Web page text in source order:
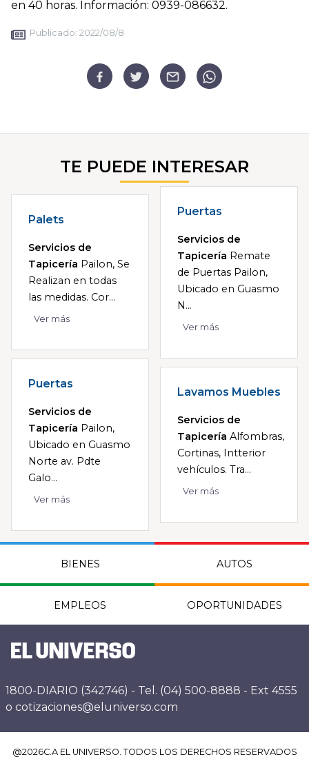
en 40 horas. Información: 0939-086632.
Publicado: 2022/08/8
TE PUEDE INTERESAR
Palets
Servicios de
Tapicería Pailon, Se
Realizan en todas
las medidas. Cor...
Ver más
Puertas
Servicios de
Tapicería Remate
de Puertas Pailon,
Ubicado en Guasmo
N...
Ver más
Puertas
Servicios de
Tapicería Pailon,
Ubicado en Guasmo
Norte av. Pdte
Galo...
Ver más
Lavamos Muebles
Servicios de
Tapicería Alfombras,
Cortinas, Intterior
vehículos. Tra...
Ver más
BIENES AUTOS
EMPLEOS OPORTUNIDADES
1800-DIARIO (342746) - Tel. (04) 500-8888 - Ext 4555
o cotizaciones@eluniverso.com
@2026C.A EL UNIVERSO. TODOS LOS DERECHOS RESERVADOS